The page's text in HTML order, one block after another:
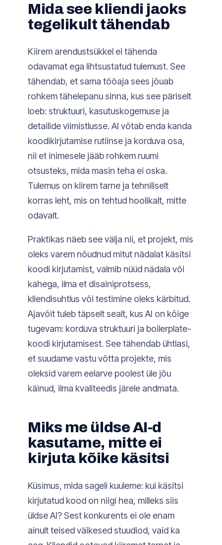
Mida see kliendi jaoks
tegelikult tähendab
Kiirem arendustsükkel ei tähenda
odavamat ega lihtsustatud tulemust. See
tähendab, et sama tööaja sees jõuab
rohkem tähelepanu sinna, kus see päriselt
loeb: struktuuri, kasutuskogemuse ja
detailide viimistlusse. AI võtab enda kanda
koodikirjutamise rutiinse ja korduva osa,
nii et inimesele jääb rohkem ruumi
otsusteks, mida masin teha ei oska.
Tulemus on kiirem tarne ja tehniliselt
korras leht, mis on tehtud hoolikalt, mitte
odavalt.
Praktikas näeb see välja nii, et projekt, mis
oleks varem nõudnud mitut nädalat käsitsi
koodi kirjutamist, valmib nüüd nädala või
kahega, ilma et disainiprotsess,
kliendisuhtlus või testimine oleks kärbitud.
Ajavõit tuleb täpselt sealt, kus AI on kõige
tugevam: korduva struktuuri ja boilerplate-
koodi kirjutamisest. See tähendab ühtlasi,
et suudame vastu võtta projekte, mis
oleksid varem eelarve poolest üle jõu
käinud, ilma kvaliteedis järele andmata.
Miks me üldse AI-d
kasutame, mitte ei
kirjuta kõike käsitsi
Küsimus, mida sageli kuuleme: kui käsitsi
kirjutatud kood on niigi hea, milleks siis
üldse AI? Sest konkurents ei ole enam
ainult teised väikesed stuudiod, vaid ka